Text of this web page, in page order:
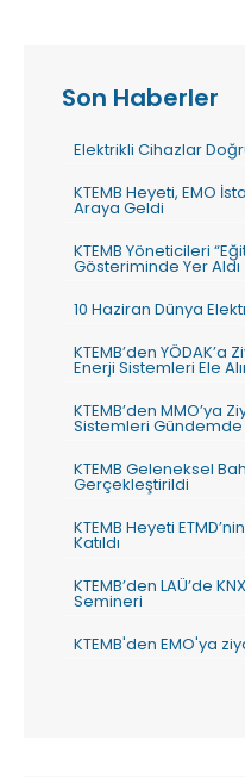
Son Haberler
Elektrikli Cihazlar
KTEMB Heyeti, EMO
Araya Geldi
KTEMB Yöneticileri
Gösteriminde Yer Aldı
10 Haziran Dünya
KTEMB’den
Enerji Sistemleri Ele
KTEMB’den MMO’ya
Sistemleri Gündemde
KTEMB Geleneksel
Gerçekleştirildi
KTEMB Heyeti
Katıldı
KTEMB’den LAÜ’de
Semineri
KTEMB'den EMO'ya